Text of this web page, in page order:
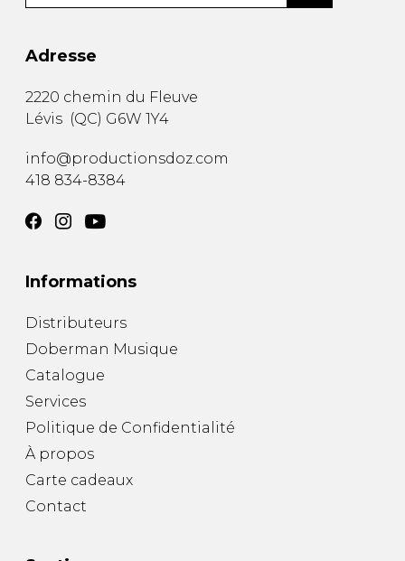
Adresse
2220 chemin du Fleuve
Lévis (QC) G6W 1Y4
info@productionsdoz.com
418 834-8384
Informations
Distributeurs
Doberman Musique
Catalogue
Services
Politique de Confidentialité
À propos
Carte cadeaux
Contact